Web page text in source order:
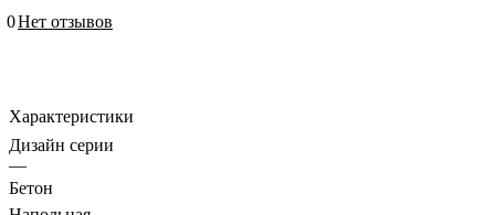
0Нет отзывов
Характеристики
Дизайн серии
—
Бетон